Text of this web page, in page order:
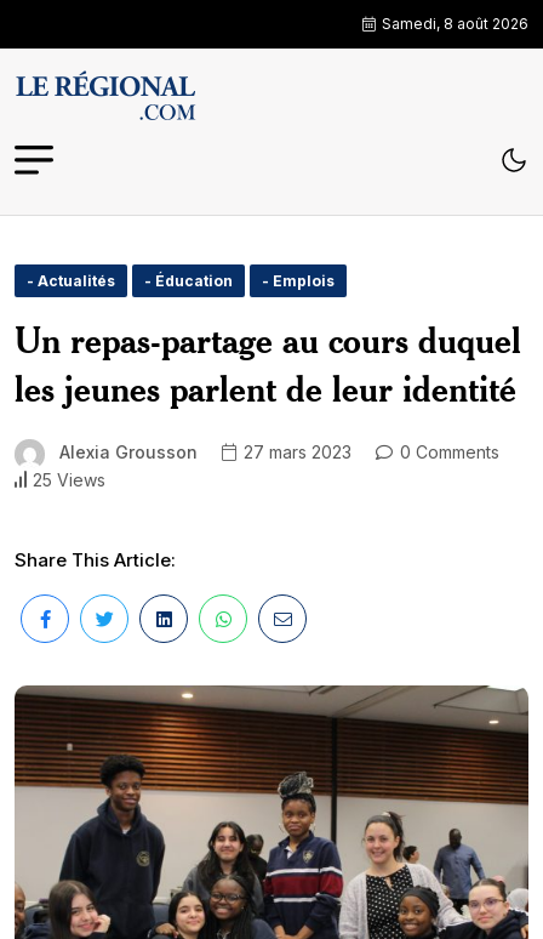
Samedi, 8 août 2026
- Actualités - Éducation - Emplois
Un repas-partage au cours duquel
les jeunes parlent de leur identité
Alexia Grousson 27 mars 2023
0 Comments
25 Views
Share This Article: